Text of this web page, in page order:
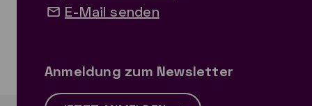
E-Mail senden
Anmeldung zum Newsletter